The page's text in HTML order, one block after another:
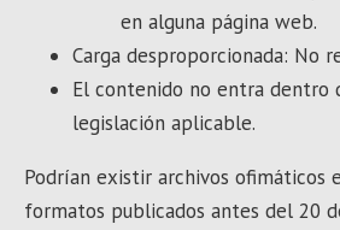
en alguna página web.
Carga desproporcionada: No
El contenido no entra dentro
legislación aplicable.
Podrían existir archivos ofimáticos
formatos publicados antes del 20